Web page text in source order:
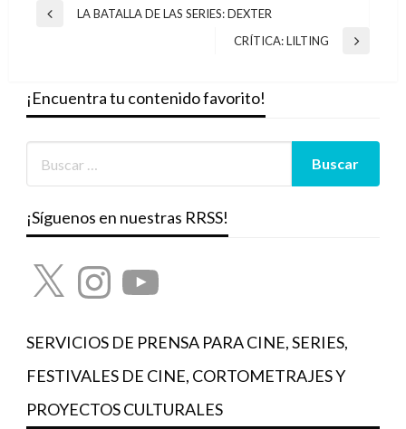
Navegación
Entrada
LA BATALLA DE LAS SERIES: DEXTER
Entrada
CRÍTICA: LILTING
¡Encuentra tu contenido favorito!
¡Síguenos en nuestras RRSS!
X InstagramYouTube
SERVICIOS DE PRENSA PARA CINE, SERIES,
FESTIVALES DE CINE, CORTOMETRAJES Y
PROYECTOS CULTURALES